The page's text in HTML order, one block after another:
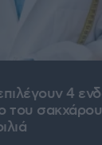
4
του